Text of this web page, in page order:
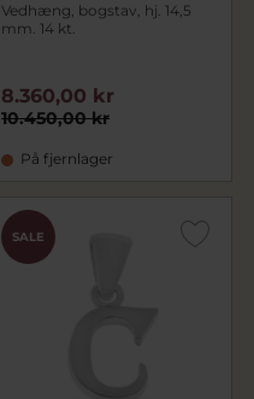
Vedhæng, bogstav, hj. 14,5
mm. 14 kt.
10.450,00 kr
8.360,00 kr
På fjernlager
SALE